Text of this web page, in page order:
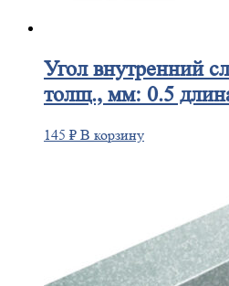
Уголвнутренний
толщ., мм: 0.5
145 ₽ В корзину